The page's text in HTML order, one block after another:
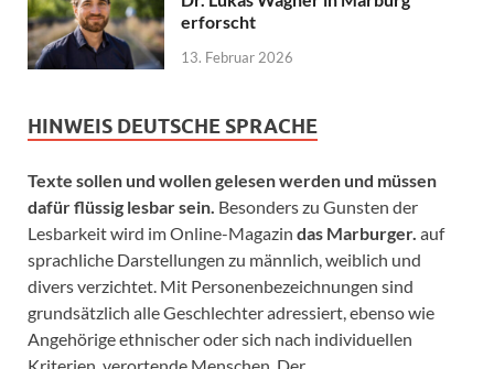
erforscht
13. Februar 2026
HINWEIS DEUTSCHE SPRACHE
Texte sollen und wollen gelesen werden und müssen
dafür flüssig lesbar sein. Besonders zu Gunsten der
Lesbarkeit wird im Online-Magazin das Marburger. auf
sprachliche Darstellungen zu männlich, weiblich und
divers verzichtet. Mit Personenbezeichnungen sind
grundsätzlich alle Geschlechter adressiert, ebenso wie
Angehörige ethnischer oder sich nach individuellen